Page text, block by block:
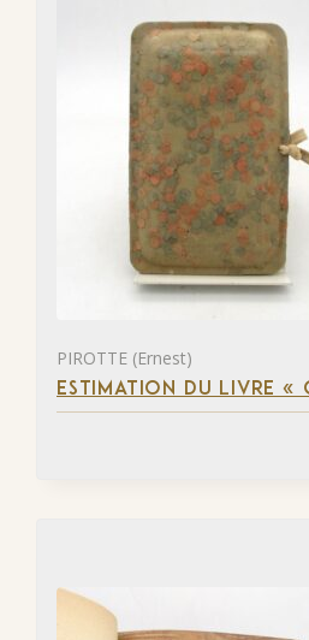
PIROTTE (Ernest)
ESTIMATION DU LIVRE «